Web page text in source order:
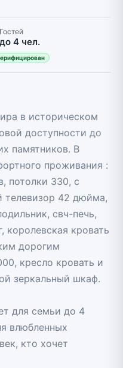
Гостей
до 4 чел.
в историческом
доступности до
памятников. В
проживания :
потолки 330, с
телевизор 42 дюйма,
свч-печь,
королевская кровать
дорогим
кресло кровать и
зеркальный шкаф.
для семьи до 4
влюбленных
кто хочет